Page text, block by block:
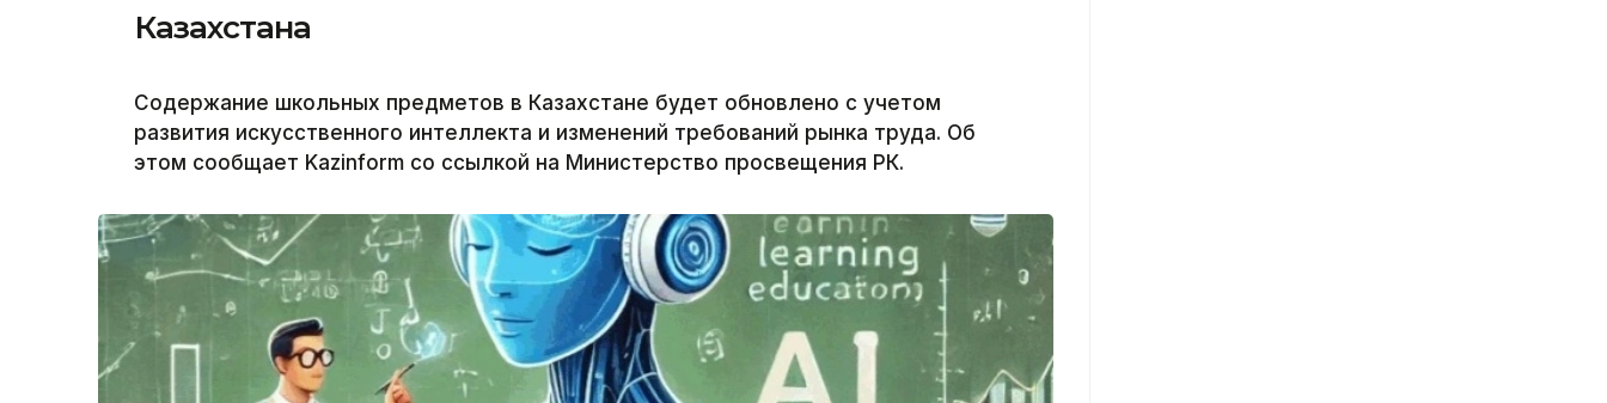
Казахстана
Содержание школьных предметов в Казахстане будет обновлено с учетом
развития искусственного интеллекта и изменений требований рынка труда. Об
этом сообщает Kazinform со ссылкой на Министерство просвещения РК.